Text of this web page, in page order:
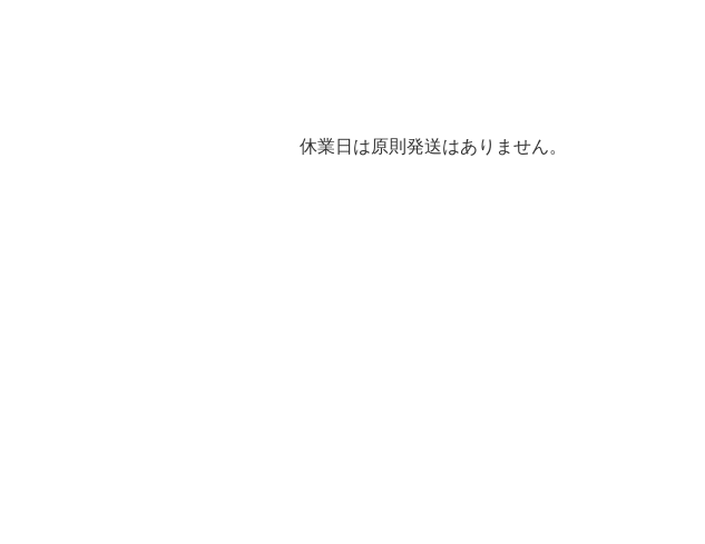
休業日は原則発送はありません。